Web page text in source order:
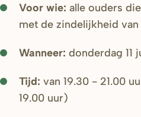
Voor wie: alle ouders
met de zindelijkheid
Wanneer: donderdag 11
Tijd: van 19.30 - 21.00
19.00 uur)